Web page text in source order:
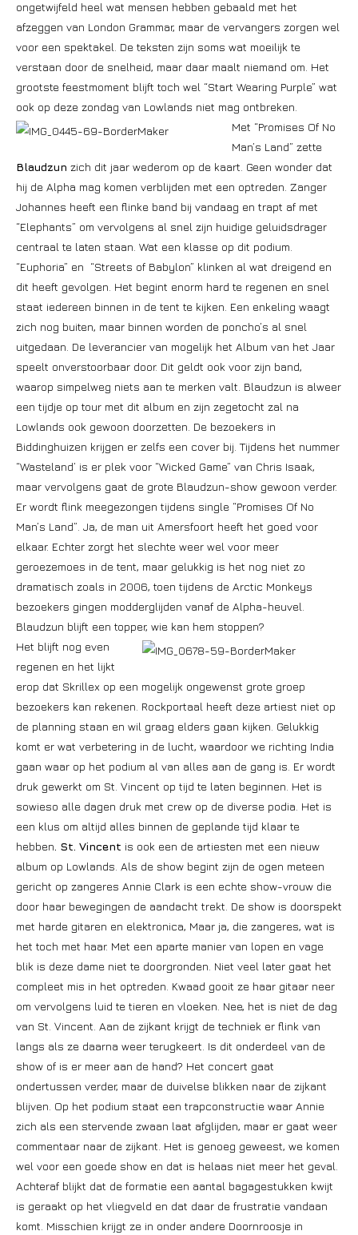
ongetwijfeld heel wat mensen hebben gebaald met het
afzeggen van London Grammar, maar de vervangers zorgen wel
voor een spektakel. De teksten zijn soms wat moeilijk te
verstaan door de snelheid, maar daar maalt niemand om. Het
grootste feestmoment blijft toch wel “Start Wearing Purple” wat
ook op deze zondag van Lowlands niet mag ontbreken.
Met “Promises Of No
Man’s Land” zette
Blaudzun zich dit jaar wederom op de kaart. Geen wonder dat
hij de Alpha mag komen verblijden met een optreden. Zanger
Johannes heeft een flinke band bij vandaag en trapt af met
“Elephants” om vervolgens al snel zijn huidige geluidsdrager
centraal te laten staan. Wat een klasse op dit podium.
“Euphoria” en “Streets of Babylon” klinken al wat dreigend en
dit heeft gevolgen. Het begint enorm hard te regenen en snel
staat iedereen binnen in de tent te kijken. Een enkeling waagt
zich nog buiten, maar binnen worden de poncho’s al snel
uitgedaan. De leverancier van mogelijk het Album van het Jaar
speelt onverstoorbaar door. Dit geldt ook voor zijn band,
waarop simpelweg niets aan te merken valt. Blaudzun is alweer
een tijdje op tour met dit album en zijn zegetocht zal na
Lowlands ook gewoon doorzetten. De bezoekers in
Biddinghuizen krijgen er zelfs een cover bij. Tijdens het nummer
“Wasteland’ is er plek voor “Wicked Game” van Chris Isaak,
maar vervolgens gaat de grote Blaudzun-show gewoon verder.
Er wordt flink meegezongen tijdens single “Promises Of No
Man’s Land”. Ja, de man uit Amersfoort heeft het goed voor
elkaar. Echter zorgt het slechte weer wel voor meer
geroezemoes in de tent, maar gelukkig is het nog niet zo
dramatisch zoals in 2006, toen tijdens de Arctic Monkeys
bezoekers gingen modderglijden vanaf de Alpha-heuvel.
Blaudzun blijft een topper, wie kan hem stoppen?
Het blijft nog even
regenen en het lijkt
erop dat Skrillex op een mogelijk ongewenst grote groep
bezoekers kan rekenen. Rockportaal heeft deze artiest niet op
de planning staan en wil graag elders gaan kijken. Gelukkig
komt er wat verbetering in de lucht, waardoor we richting India
gaan waar op het podium al van alles aan de gang is. Er wordt
druk gewerkt om St. Vincent op tijd te laten beginnen. Het is
sowieso alle dagen druk met crew op de diverse podia. Het is
een klus om altijd alles binnen de geplande tijd klaar te
hebben. St. Vincent is ook een de artiesten met een nieuw
album op Lowlands. Als de show begint zijn de ogen meteen
gericht op zangeres Annie Clark is een echte show-vrouw die
door haar bewegingen de aandacht trekt. De show is doorspekt
met harde gitaren en elektronica, Maar ja, die zangeres, wat is
het toch met haar. Met een aparte manier van lopen en vage
blik is deze dame niet te doorgronden. Niet veel later gaat het
compleet mis in het optreden. Kwaad gooit ze haar gitaar neer
om vervolgens luid te tieren en vloeken. Nee, het is niet de dag
van St. Vincent. Aan de zijkant krijgt de techniek er flink van
langs als ze daarna weer terugkeert. Is dit onderdeel van de
show of is er meer aan de hand? Het concert gaat
ondertussen verder, maar de duivelse blikken naar de zijkant
blijven. Op het podium staat een trapconstructie waar Annie
zich als een stervende zwaan laat afglijden, maar er gaat weer
commentaar naar de zijkant. Het is genoeg geweest, we komen
wel voor een goede show en dat is helaas niet meer het geval.
Achteraf blijkt dat de formatie een aantal bagagestukken kwijt
is geraakt op het vliegveld en dat daar de frustratie vandaan
komt. Misschien krijgt ze in onder andere Doornroosje in